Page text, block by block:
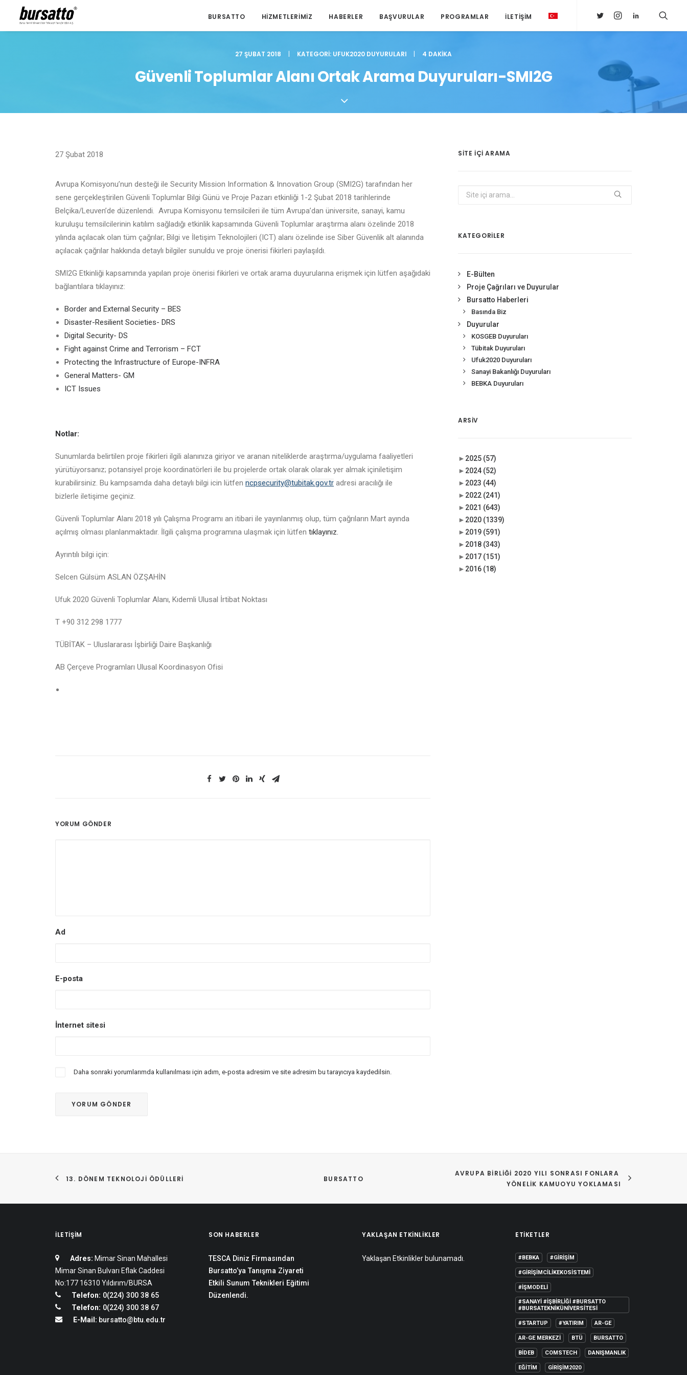
BURSATTO HIZMETLERIMIZ HABERLER BAŞVURULAR PROGRAMLAR İLETIŞIM
27 ŞUBAT 2018 | KATEGORI: UFUK2020 DUYURULARI | 4 DAKIKA
Güvenli Toplumlar Alanı Ortak Arama Duyuruları-SMI2G
27 Şubat 2018
Avrupa Komisyonu’nun desteği ile Security Mission Information & Innovation Group (SMI2G) tarafından her
sene gerçekleştirilen Güvenli Toplumlar Bilgi Günü ve Proje Pazarı etkinliği 1-2 Şubat 2018 tarihlerinde
Belçika/Leuven’de düzenlendi. Avrupa Komisyonu temsilcileri ile tüm Avrupa’dan üniversite, sanayi, kamu
kuruluşu temsilcilerinin katılım sağladığı etkinlik kapsamında Güvenli Toplumlar araştırma alanı özelinde 2018
yılında açılacak olan tüm çağrılar; Bilgi ve İletişim Teknolojileri (ICT) alanı özelinde ise Siber Güvenlik alt alanında
açılacak çağrılar hakkında detaylı bilgiler sunuldu ve proje önerisi fikirleri paylaşıldı.
SMI2G Etkinliği kapsamında yapılan proje önerisi fikirleri ve ortak arama duyurularına erişmek için lütfen aşağıdaki
bağlantılara tıklayınız:
Border and External Security – BES
Disaster-Resilient Societies- DRS
Digital Security- DS
Fight against Crime and Terrorism – FCT
Protecting the Infrastructure of Europe-INFRA
General Matters- GM
ICT Issues
Notlar:
Sunumlarda belirtilen proje fikirleri ilgili alanınıza giriyor ve aranan niteliklerde araştırma/uygulama faaliyetleri
yürütüyorsanız; potansiyel proje koordinatörleri ile bu projelerde ortak olarak olarak yer almak içiniletişim
kurabilirsiniz. Bu kampsamda daha detaylı bilgi icin lütfen ncpsecurity@tubitak.gov.tr adresi aracılığı ile
bizlerle iletişime geçiniz.
Güvenli Toplumlar Alanı 2018 yılı Çalışma Programı an itibari ile yayınlanmış olup, tüm çağrıların Mart ayında
açılmış olması planlanmaktadır. İlgili çalışma programına ulaşmak için lütfen tıklayınız.
Ayrıntılı bilgi için:
Selcen Gülsüm ASLAN ÖZŞAHİN
Ufuk 2020 Güvenli Toplumlar Alanı, Kıdemli Ulusal İrtibat Noktası
T +90 312 298 1777
TÜBİTAK – Uluslararası İşbirliği Daire Başkanlığı
AB Çerçeve Programları Ulusal Koordinasyon Ofisi
YORUM GÖNDER
Ad
E-posta
İnternet sitesi
Daha sonraki yorumlarımda kullanılması için adım, e-posta adresim ve site adresim bu tarayıcıya kaydedilsin.
SITE IÇI ARAMA
KATEGORİLER
E-Bülten
Proje Çağrıları ve Duyurular
Bursatto Haberleri
Basında Biz
Duyurular
KOSGEB Duyuruları
Tübitak Duyuruları
Ufuk2020 Duyuruları
Sanayi Bakanlığı Duyuruları
BEBKA Duyuruları
ARSIV
► 2025 (57)
► 2024 (52)
► 2023 (44)
► 2022 (241)
► 2021 (643)
► 2020 (1339)
► 2019 (591)
► 2018 (343)
► 2017 (151)
► 2016 (18)
13. DÖNEM TEKNOLOJI ÖDÜLLERI BURSATTO
AVRUPA BIRLIĞI 2020 YILI SONRASI FONLARA
YÖNELIK KAMUOYU YOKLAMASI
İLETIŞIM
Adres: Mimar Sinan Mahallesi
Mimar Sinan Bulvarı Eflak Caddesi
No:177 16310 Yıldırım/BURSA
Telefon: 0(224) 300 38 65
Telefon: 0(224) 300 38 67
E-Mail: bursatto@btu.edu.tr
SON HABERLER
TESCA Diniz Firmasından
Bursatto’ya Tanışma Ziyareti
Etkili Sunum Teknikleri Eğitimi
Düzenlendi.
YAKLAŞAN ETKINLIKLER
Yaklaşan Etkinlikler bulunamadı.
ETIKETLER
#BEBKA #GIRIŞIM
#GIRIŞIMCILIKEKOSISTEMI
#IŞMODELI
#SANAYI #IŞBIRLIĞI #BURSATTO
#BURSATEKNIKÜNIVERSITESI
#STARTUP #YATIRIM AR-GE
AR-GE MERKEZI BTÜ BURSATTO
BİDEB COMSTECH DANIŞMANLIK
EĞITIM GIRIŞIM2020